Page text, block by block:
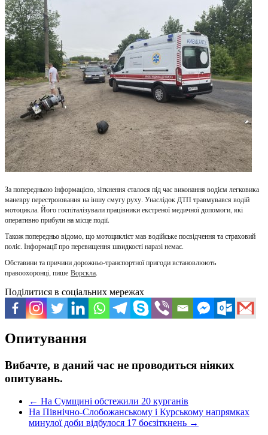
За попередньою інформацією, зіткнення сталося під час виконання водієм легковика
маневру перестроювання на іншу смугу руху. Унаслідок ДТП травмувався водій
мотоцикла. Його госпіталізували працівники екстреної медичної допомоги, які
оперативно прибули на місце події.
Також попередньо відомо, що мотоцикліст мав водійське посвідчення та страховий
поліс. Інформації про перевищення швидкості наразі немає.
Обставини та причини дорожньо-транспортної пригоди встановлюють
правоохоронці, пише Ворскла.
Поділитися в соціальних мережах
Опитування
Вибачте, в даний час не проводиться ніяких
опитувань.
← На Сумщині обстежили 20 курганів
На Північно-Слобожанському і Курському напрямках
минулої доби відбулося 17 боєзіткнень →